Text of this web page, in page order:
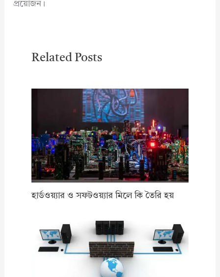
প্রয়োজন।
Related Posts
হার্ডওয়্যার ও সফটওয়্যার মিলে কি তৈরি হয়